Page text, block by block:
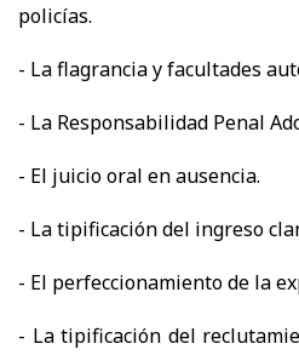
policías.
- La flagrancia y facultades
- La Responsabilidad Penal
- El juicio oral en ausencia.
- La tipificación del ingreso
- El perfeccionamiento de la
- La tipificación del